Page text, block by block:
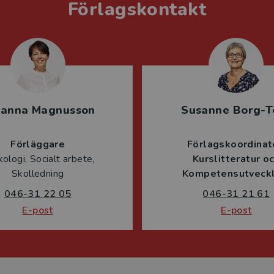
Förlagskontakt
Magnusson
Förläggare
Socialt arbete,
Skolledning
046-31 22 05
E-post
Susanne Borg-
Kurslitteratur
046-31 21 61
E-post